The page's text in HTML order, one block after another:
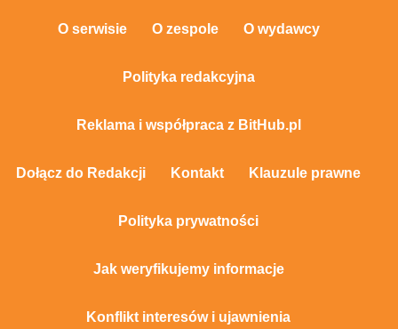
O serwisie O zespole O wydawcy
Polityka redakcyjna
Reklama i współpraca z BitHub.pl
Dołącz do Redakcji Kontakt Klauzule prawne
Polityka prywatności
Jak weryfikujemy informacje
Konflikt interesów i ujawnienia